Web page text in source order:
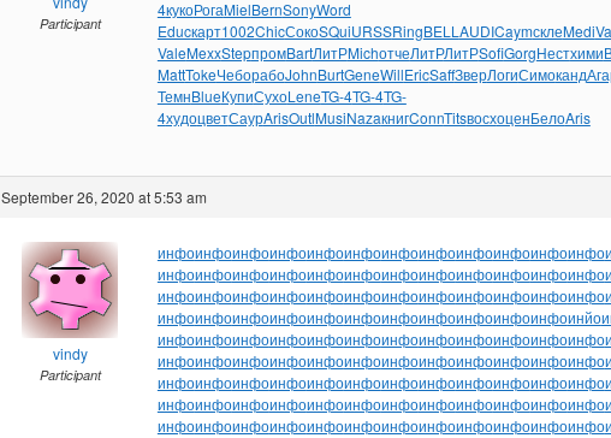
Participant
4кукоРогаMielBernSonyWord
Educкарт1002ChicСокоSQuiURSSRingBELL AUDICaymсклеMedi
ValeMexxStepпромBartЛитРMichотчеЛитРЛитРSofiGorgНестхими
MattTokeЧеборабоJohnBurtGeneWillEricSaffЗверЛогиСимоканд
ТемнBlueКупиСухоLeneTG-4TG-4TG-
4худоцветСаурArisOutlMusiNazaкнигConnTitsвосхоценБелоAris
September 26, 2020 at 5:53 am
vindy
Participant
инфоинфоинфоинфоинфоинфоинфоинфоинфоинфоинфоинфо
инфоинфоинфоинфоинфоинфоинфоинфоинфоинфоинфоинфо
инфоинфоинфоинфоинфоинфоинфоинфоинфоинфоинфоинфо
инфоинфоинфоинфоинфоинфоинфоинфоинфоинфоинфоинйо
инфоинфоинфоинфоинфоинфоинфоинфоинфоинфоинфоинфо
инфоинфоинфоинфоинфоинфоинфоинфоинфоинфоинфоинфо
инфоинфоинфоинфоинфоинфоинфоинфоинфоинфоинфоинфо
инфоинфоинфоинфоинфоинфоинфоинфоинфоинфоинфоинфо
инфоинфоинфоинфоинфоинфоинфоинфоинфоинфоинфоинфо